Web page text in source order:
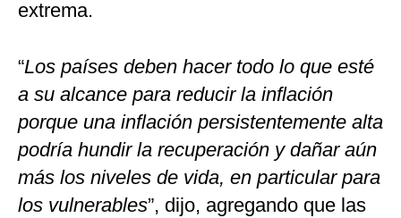
extrema.
“Los países deben hacer todo lo que esté
a su alcance para reducir la inflación
porque una inflación persistentemente alta
podría hundir la recuperación y dañar aún
más los niveles de vida, en particular para
los vulnerables”, dijo, agregando que las